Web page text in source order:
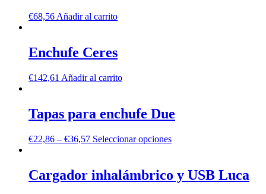
€68,56 Añadir al carrito
Enchufe Ceres
€142,61 Añadir al carrito
Tapas para enchufe Due
€22,86 – €36,57 Seleccionar opciones
Cargador inhalámbrico y USB Luca